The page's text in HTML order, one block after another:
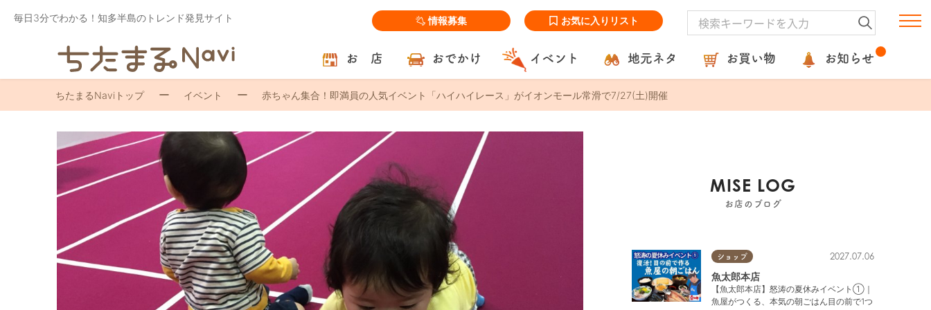
毎日3分でわかる！知多半島のトレンド発見サイト 情報募集 お気に入りリスト
お 店 おでかけ イベント 地元ネタ お買い物 お知らせ
ちたまるNaviトップ イベント 赤ちゃん集合！即満員の人気イベント「ハイハイレース」がイオンモール常滑で7/27(土)開催
MISE LOG
お店のブログ
ショップ 2027.07.06
魚太郎本店
【魚太郎本店】怒涛の夏休みイベント①｜
魚屋がつくる、本気の朝ごはん目の前で1つ